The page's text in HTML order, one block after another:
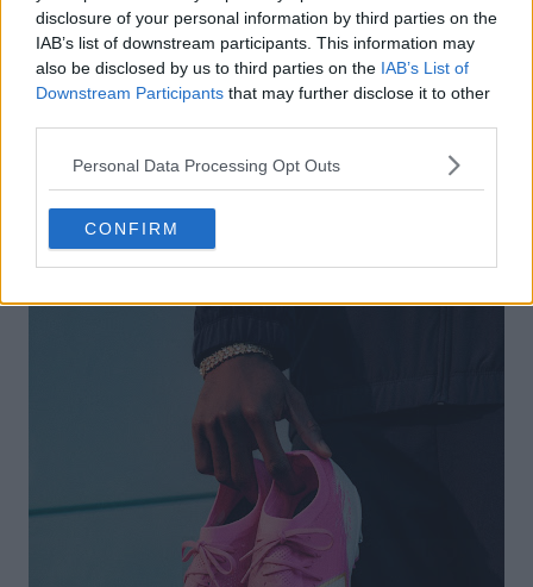
disclosure of your personal information by third parties on the
IAB’s list of downstream participants. This information may
also be disclosed by us to third parties on the IAB’s List of
Downstream Participants that may further disclose it to other
Personal Data Processing Opt Outs
CONFIRM